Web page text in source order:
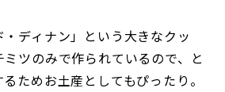
ディナン」という大きなクッ
ツのみで作られているので、と
ためお土産としてもぴったり。